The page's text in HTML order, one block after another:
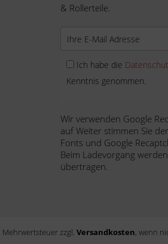
& Rollerteile.
Ich habe die
Kenntnis genommen.
Wir verwenden Google
auf Weiter stimmen Sie
Fonts und Google
Beim Ladevorgang
übertragen.
Mehrwertsteuer zzgl. Versandkosten, wenn